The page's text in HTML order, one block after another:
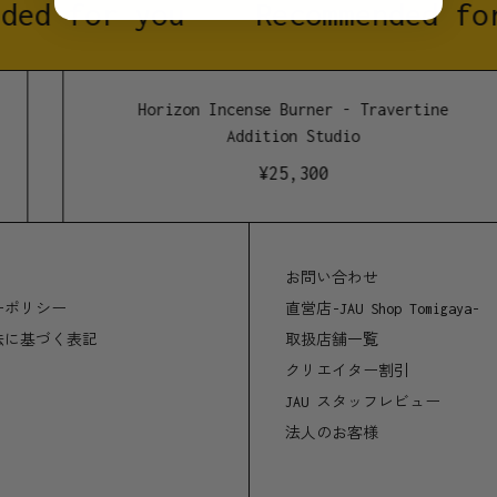
for you Recommended
Horizon Incense Burner - Travertine
Addition Studio
25,300
ポリシー
基づく表記
お問い合わせ
直営店-JAU Shop Tomigaya-
取扱店舗一覧
クリエイター割引
JAU スタッフレビュー
法人のお客様